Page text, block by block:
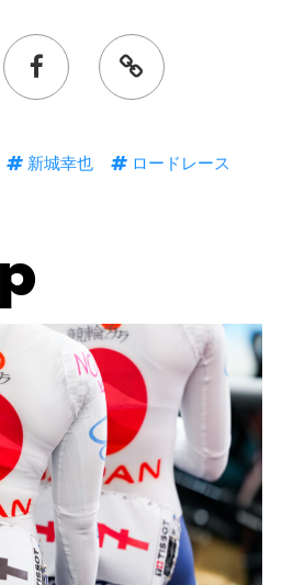
新城幸也 ロードレース